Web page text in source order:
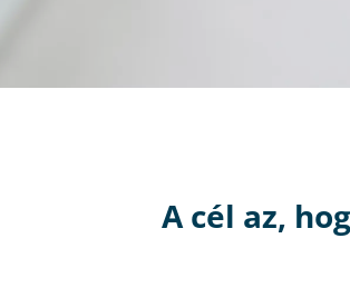
A cél az,